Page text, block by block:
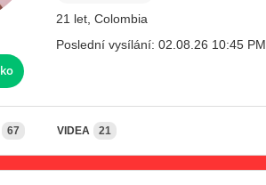
21 let, Colombia
Poslední vysílání: 02.08.26 10:45 PM
67 VIDEA 21